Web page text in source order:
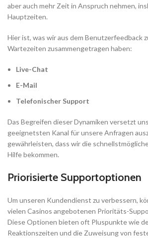
aber auch mehr Zeit in Anspruch nehmen,
Hauptzeiten.
Hier ist, was wir aus dem Benutzerfeedback
Wartezeiten zusammengetragen haben:
Live-Chat
E-Mail
Telefonischer Support
Das Begreifen dieser Dynamiken versetzt
geeignetsten Kanal für unsere Anfragen
gewährleisten, dass wir die
Hilfe bekommen.
Priorisierte Supportoptionen
Um unseren Kundendienst zu verbessern,
vielen Casinos angebotenen Prioritäts-
Diese Optionen bieten oft Pluspunkte wie
Reaktionszeiten und die Zuweisung von